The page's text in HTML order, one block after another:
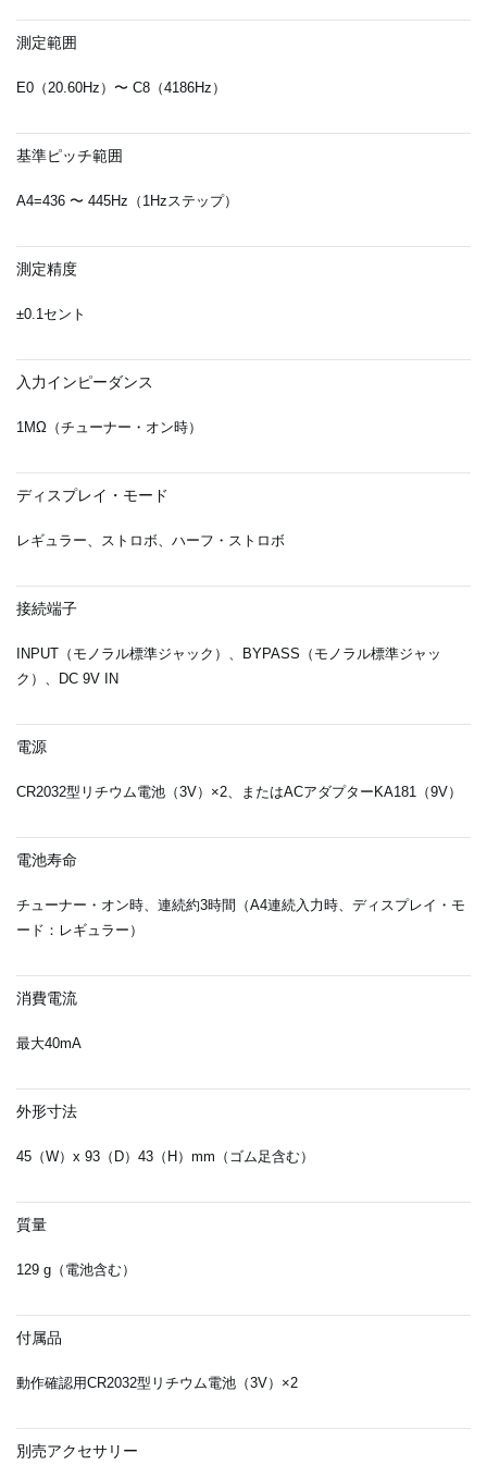
測定範囲
E0（20.60Hz）〜 C8（4186Hz）
基準ピッチ範囲
A4=436 〜 445Hz（1Hzステップ）
測定精度
±0.1セント
入力インピーダンス
1MΩ（チューナー・オン時）
ディスプレイ・モード
レギュラー、ストロボ、ハーフ・ストロボ
接続端子
INPUT（モノラル標準ジャック）、BYPASS（モノラル標準ジャッ
ク）、DC 9V IN
電源
CR2032型リチウム電池（3V）×2、またはACアダプターKA181（9V）
電池寿命
チューナー・オン時、連続約3時間（A4連続入力時、ディスプレイ・モ
ード：レギュラー）
消費電流
最大40mA
外形寸法
45（W）x 93（D）43（H）mm（ゴム足含む）
質量
129 g（電池含む）
付属品
動作確認用CR2032型リチウム電池（3V）×2
別売アクセサリー